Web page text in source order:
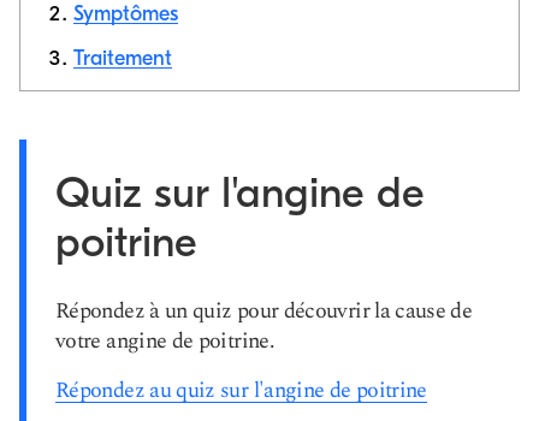
lien
Symptômes
Traitement
Quiz sur l'angine de
poitrine
Répondez à un quiz pour découvrir la cause de
votre angine de poitrine.
Répondez au quiz sur l'angine de poitrine